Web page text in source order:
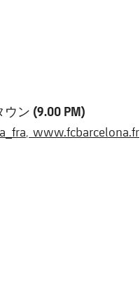
ン (9.00 PM)
, www.fcbarcelona.fr